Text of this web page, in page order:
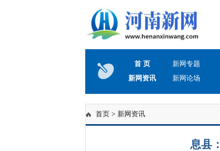
首 页
新网专题
新网资讯
新网论场
首页 > 新网资讯
息县